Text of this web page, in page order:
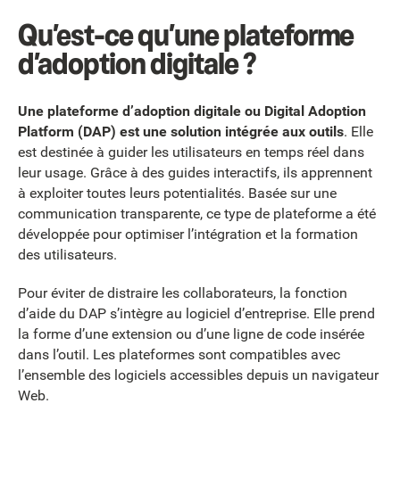
Qu’est-ce qu’une plateforme
d’adoption digitale ?
Une plateforme d’adoption digitale ou Digital Adoption
Platform (DAP) est une solution intégrée aux outils. Elle
est destinée à guider les utilisateurs en temps réel dans
leur usage. Grâce à des guides interactifs, ils apprennent
à exploiter toutes leurs potentialités. Basée sur une
communication transparente, ce type de plateforme a été
développée pour optimiser l’intégration et la formation
des utilisateurs.
Pour éviter de distraire les collaborateurs, la fonction
d’aide du DAP s’intègre au logiciel d’entreprise. Elle prend
la forme d’une extension ou d’une ligne de code insérée
dans l’outil. Les plateformes sont compatibles avec
l’ensemble des logiciels accessibles depuis un navigateur
Web.